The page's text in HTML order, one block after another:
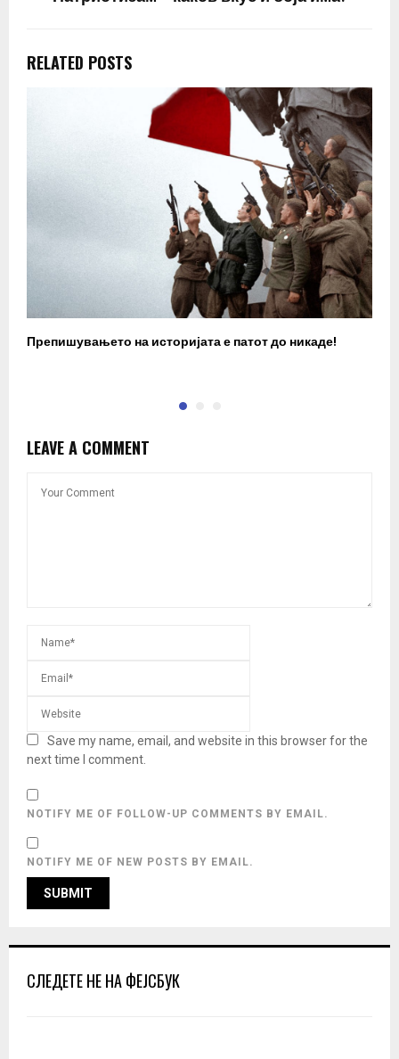
RELATED POSTS
Препишувањето на историјата е патот до никаде!
LEAVE A COMMENT
Save my name, email, and website in this browser for the
next time I comment.
NOTIFY ME OF FOLLOW-UP COMMENTS BY EMAIL.
NOTIFY ME OF NEW POSTS BY EMAIL.
СЛЕДЕТЕ НЕ НА ФЕЈСБУК